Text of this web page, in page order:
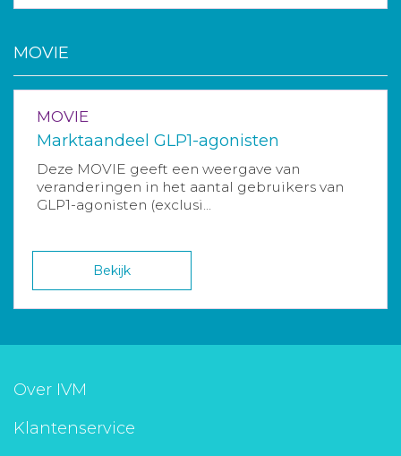
MOVIE
MOVIE
Marktaandeel GLP1-agonisten
Deze MOVIE geeft een weergave van
veranderingen in het aantal gebruikers van
GLP1-agonisten (exclusi...
Bekijk
Over IVM
Klantenservice